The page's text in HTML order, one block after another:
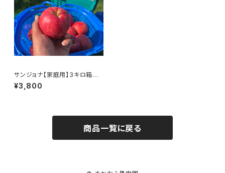
サンジョナ【家庭用】3キロ箱
8〜10個入り
¥3,800
商品一覧に戻る